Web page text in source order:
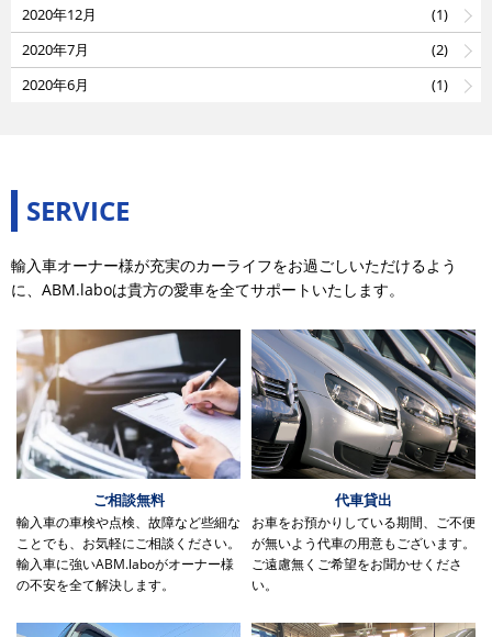
2020年12月
(1)
2020年7月
(2)
2020年6月
(1)
SERVICE
輸入車オーナー様が充実のカーライフをお過ごしいただけるよう
に、ABM.laboは貴方の愛車を全てサポートいたします。
ご相談無料
輸入車の車検や点検、故障など些細な
ことでも、お気軽にご相談ください。
輸入車に強いABM.laboがオーナー様
の不安を全て解決します。
代車貸出
お車をお預かりしている期間、ご不便
が無いよう代車の用意もございます。
ご遠慮無くご希望をお聞かせくださ
い。